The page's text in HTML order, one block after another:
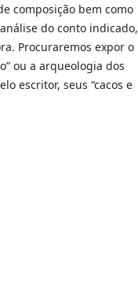
composição bem como
do conto indicado,
Procuraremos expor o
ou a arqueologia dos
escritor, seus “cacos e